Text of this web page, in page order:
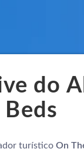
do
Beds
turístico On